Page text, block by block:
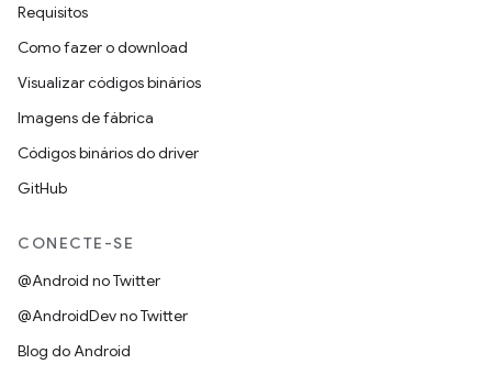
Requisitos
Como fazer o download
Visualizar códigos binários
Imagens de fábrica
Códigos binários do driver
GitHub
CONECTE-SE
@Android no Twitter
@AndroidDev no Twitter
Blog do Android